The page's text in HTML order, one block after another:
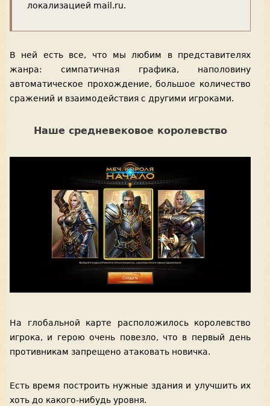
локализацией mail.ru.
В ней есть все, что мы любим в представителях
жанра: симпатичная графика, наполовину
автоматическое прохождение, большое количество
сражений и взаимодействия с другими игроками.
Наше средневековое королевство
На глобальной карте расположилось королевство
игрока, и герою очень повезло, что в первый день
противникам запрещено атаковать новичка.
Есть время построить нужные здания и улучшить их
хоть до какого-нибудь уровня.